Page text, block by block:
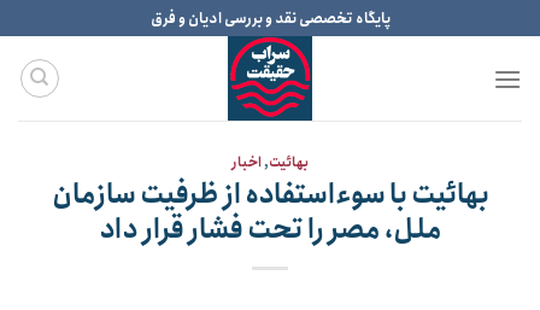
to
content
پایگاه تخصصی نقد و بررسی ادیان و فرق
بهائیت,اخبار
بهائیت با سوءاستفاده از ظرفیت سازمان
ملل، مصر را تحت فشار قرار داد